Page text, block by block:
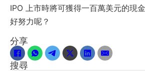
IPO 上市時將可獲得一百萬美元的現
好努力呢？
分享
搜尋